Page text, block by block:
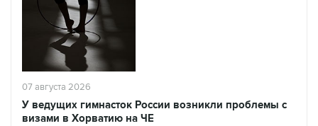
07 августа 2026
У ведущих гимнасток России возникли проблемы с
визами в Хорватию на ЧЕ